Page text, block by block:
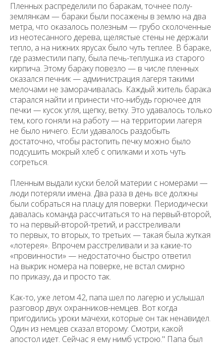
Пленных распределили по баракам, точнее полу-
землянкам — бараки были посажены в землю на два
метра, что оказалось полезным — грубо сколоченные
из неотесанного дерева, щелястые стены не держали
тепло, а на нижних ярусах было чуть теплее. В бараке,
где разместили папу, была печь-теплушка из старого
кирпича. Этому бараку повезло — в числе пленных
оказался печник — администрация лагеря такими
мелочами не заморачивалась. Каждый житель барака
старался найти и принести что-нибудь горючее для
печки — кусок угля, щепку, ветку. Это удавалось только
тем, кого гоняли на работу — на территории лагеря
не было ничего. Если удавалось раздобыть
достаточно, чтобы растопить печку можно было
подсушить мокрый хлеб с опилками и хоть чуть
согреться.
Пленным выдали куски белой материи с номерами —
люди потеряли имена. Два раза в день все должны
были собраться на плацу для поверки. Периодически
давалась команда рассчитаться то на первый-второй,
то на первый-второй-третий, и расстреливали
то первых, то вторых, то третьих — такая была жуткая
«лотерея». Впрочем расстреливали и за какие-то
«провинности» — недостаточно быстро ответил
на выкрик номера на поверке, не встал смирно
по приказу, да и просто так.
Как-то, уже летом 42, папа шел по лагерю и услышал
разговор двух охранников-немцев. Вот когда
пригодились уроки мачехи, которые он так ненавидел.
Один из немцев сказал второму: Смотри, какой
апостол идет. Сейчас я ему нимб устрою." Папа был